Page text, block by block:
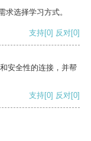
选择学习方式。
支持[0] 反对[0]
安全性的连接，并帮
支持[0] 反对[0]